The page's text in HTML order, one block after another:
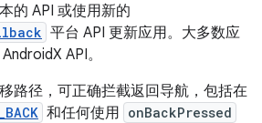
的 API 或使用新的
平台 API 更新应用。大多数应
API。
路径，可正确拦截返回导航，包括在
和任何使用 onBackPressed